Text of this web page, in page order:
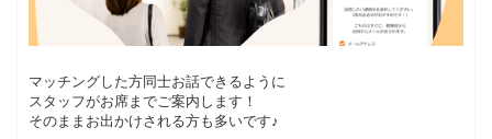
マッチングした方同士お話できるように
スタッフがお席までご案内します！
そのままお出かけされる方も多いです♪